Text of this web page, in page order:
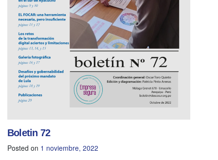
Boletin 72
Posted on 1 noviembre, 2022